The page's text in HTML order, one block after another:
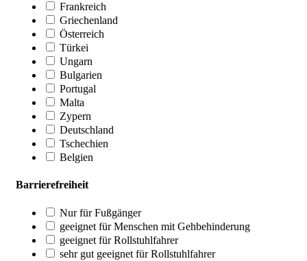
Frankreich
Griechenland
Österreich
Türkei
Ungarn
Bulgarien
Portugal
Malta
Zypern
Deutschland
Tschechien
Belgien
Barrierefreiheit
Nur für Fußgänger
geeignet für Menschen mit Gehbehinderung
geeignet für Rollstuhlfahrer
sehr gut geeignet für Rollstuhlfahrer